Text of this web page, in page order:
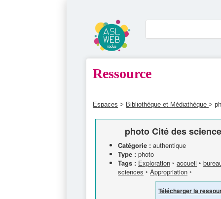
Ressource
Espaces > Bibliothèque et Médiathèque >
photo Cité des
Catégorie : authentique
Type : photo
Tags : Exploration ‣ accueil ‣
sciences ‣ Appropriation ‣
Télécharger la